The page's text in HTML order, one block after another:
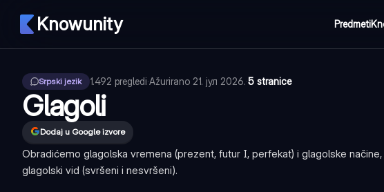
Knowunity Predmeti
Srpski jezik 1.492 pregledi·Ažurirano 21. јул 2026.·5 stranice
Glagoli
Dodaj u Google izvore
Obradićemo glagolska vremena (prezent, futur I, perfekat) i glagolske
glagolski vid (svršeni i nesvršeni).